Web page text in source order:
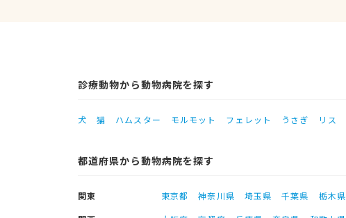
診療動物から動物病院を探す
犬 猫 ハムスター モルモット フェレット うさぎ リス
都道府県から動物病院を探す
関東 東京都 神奈川県 埼玉県 千葉県 栃木県